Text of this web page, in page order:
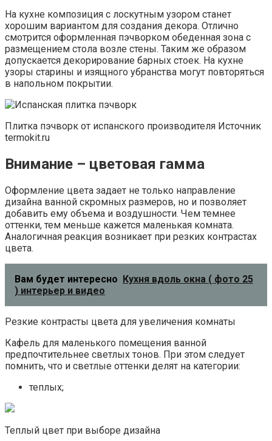
На кухне композиция с лоскутным узором станет
хорошим вариантом для создания декора. Отлично
смотрится оформленная пэчворком обеденная зона с
размещением стола возле стены. Таким же образом
допускается декорирование барных стоек. На кухне
узоры старины и изящного убранства могут повторяться
в напольном покрытии.
Плитка пэчворк от испанского производителя Источник
termokit.ru
Внимание – цветовая гамма
Оформление цвета задает не только направление
дизайна ванной скромных размеров, но и позволяет
добавить ему объема и воздушности. Чем темнее
оттенки, тем меньше кажется маленькая комната.
Аналогичная реакция возникает при резких контрастах
цвета.
Вам будет интересно
Кухня вдоль окна ( фото 25
) интерьер и видео
Резкие контрасты цвета для увеличения комнаты
Кафель для маленького помещения ванной
предпочтительнее светлых тонов. При этом следует
помнить, что и светлые оттенки делят на категории:
теплых;
Теплый цвет при выборе дизайна